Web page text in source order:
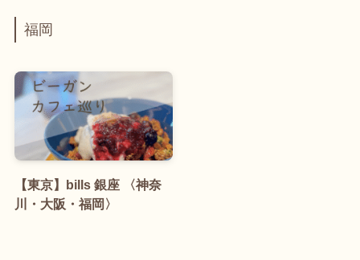
福岡
【東京】bills 銀座 〈神奈
川・大阪・福岡〉